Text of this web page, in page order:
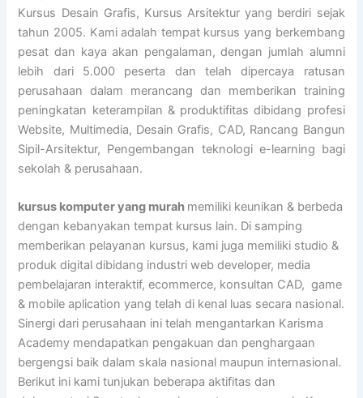
Kursus Desain Grafis, Kursus Arsitektur yang berdiri sejak
tahun 2005. Kami adalah tempat kursus yang berkembang
pesat dan kaya akan pengalaman, dengan jumlah alumni
lebih dari 5.000 peserta dan telah dipercaya ratusan
perusahaan dalam merancang dan memberikan training
peningkatan keterampilan & produktifitas dibidang profesi
Website, Multimedia, Desain Grafis, CAD, Rancang Bangun
Sipil-Arsitektur, Pengembangan teknologi e-learning bagi
sekolah & perusahaan.
kursus komputer yang murah memiliki keunikan & berbeda
dengan kebanyakan tempat kursus lain. Di samping
memberikan pelayanan kursus, kami juga memiliki studio &
produk digital dibidang industri web developer, media
pembelajaran interaktif, ecommerce, konsultan CAD, game
& mobile aplication yang telah di kenal luas secara nasional.
Sinergi dari perusahaan ini telah mengantarkan Karisma
Academy mendapatkan pengakuan dan penghargaan
bergengsi baik dalam skala nasional maupun internasional.
Berikut ini kami tunjukan beberapa aktifitas dan